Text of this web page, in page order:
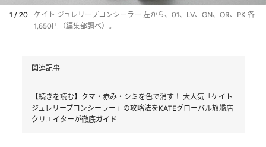
1 / 20
ケイト ジュレリープコンシーラー 左から、01、LV、GN、OR、PK 各
1,650円（編集部調べ）。
関連記事
【続きを読む】クマ・赤み・シミを色で消す！ 大人気「ケイト
ジュレリープコンシーラー」の攻略法をKATEグローバル旗艦店
クリエイターが徹底ガイド